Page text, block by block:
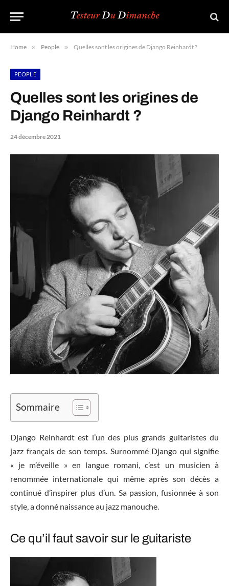
Home » People » Quelles sont les origines de Django Reinhardt ?
PEOPLE
Quelles sont les origines de
Django Reinhardt ?
24 décembre 2021
Sommaire
Django Reinhardt est l’un des plus grands guitaristes du
jazz français de son temps. Surnommé Django qui signifie
« je m’éveille » en langue romani, c’est un musicien à
renommée internationale qui même après son décès a
continué d’inspirer plus d’un. Sa passion, fusionnée à son
style, a donné naissance au jazz manouche.
Ce qu’il faut savoir sur le guitariste